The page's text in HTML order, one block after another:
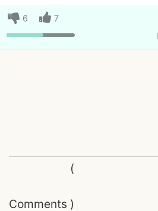
6
7
Comments
(
)